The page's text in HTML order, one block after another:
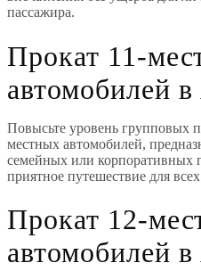
пассажира.
Прокат 11-
автомобилей
Повысьте уровень групповых
местных автомобилей,
семейных или корпоративных
приятное путешествие для
Прокат 12-
автомобилей